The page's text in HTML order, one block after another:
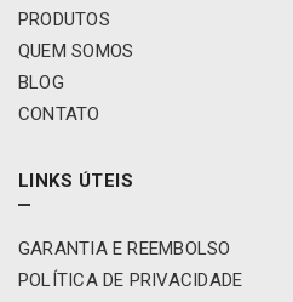
PRODUTOS
QUEM SOMOS
BLOG
CONTATO
LINKS ÚTEIS
GARANTIA E REEMBOLSO
POLÍTICA DE PRIVACIDADE